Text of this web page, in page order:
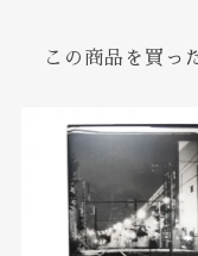
この商品を買っ